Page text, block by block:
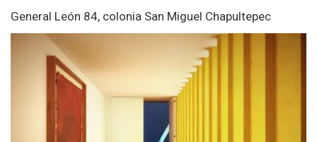
General León 84, colonia San Miguel Chapultepec